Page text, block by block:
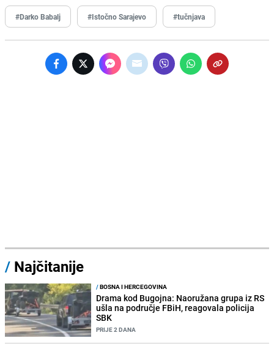
#Darko Babalj #Istočno Sarajevo #tučnjava
/ Najčitanije
/BOSNA I HERCEGOVINA
Drama kod Bugojna: Naoružana grupa iz RS
ušla na područje FBiH, reagovala policija
SBK
PRIJE 2 DANA